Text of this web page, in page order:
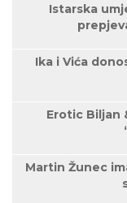
Istarska
Ika i Vića
Erotic Biljan
Martin Žunec